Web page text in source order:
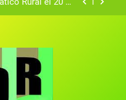
el VI Certamen
Rural 2025
Rural el 20 de